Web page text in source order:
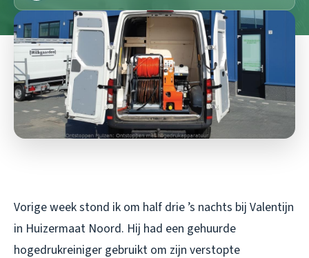
Vorige week stond ik om half drie ’s nachts bij Valentijn
in Huizermaat Noord. Hij had een gehuurde
hogedrukreiniger gebruikt om zijn verstopte